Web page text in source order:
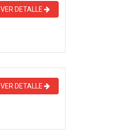
VER DETALLE
VER DETALLE